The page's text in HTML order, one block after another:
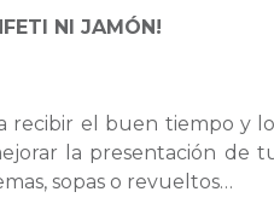
NI JAMÓN!
el buen tiempo y
la presentación de
sopas o revueltos…